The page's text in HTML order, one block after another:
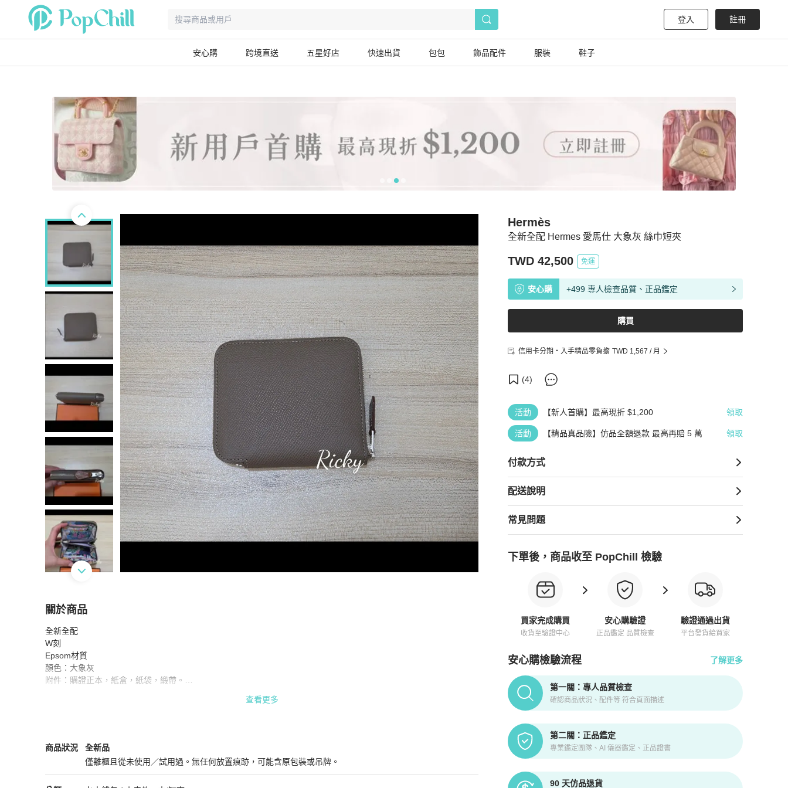
登入 註冊
安心購 跨境直送 五星好店 快速出貨 包包 飾品配件 服裝 鞋子
全新全配 Hermes 愛馬仕 大象灰 絲巾短夾
Hermès
TWD 42,500 免運
安心購 +499 專人檢查品質、正品鑑定
購買
信用卡分期・入手精品零負擔 TWD 1,567 / 月
(4)
活動 【新人首購】最高現折 $1,200 領取
活動 【精品真品險】仿品全額退款 最高再賠 5 萬 領取
付款方式
配送說明
常見問題
下單後，商品收至 PopChill 檢驗
買家完成購買
收貨至驗證中心
安心購驗證
正品鑑定 品質檢查
驗證通過出貨
平台發貨給買家
安心購檢驗流程 了解更多
PopChill拍拍圈正品驗證、安心購檢驗流程介紹
第一關：專人品質檢查
確認商品狀況、配件等 符合頁面描述
第二關：正品鑑定
專業鑑定團隊、AI 儀器鑑定、正品證書
90 天仿品退貨
關於商品
關於全新全配 Hermes 愛馬仕 大象灰 絲巾短夾
全新全配
W刻
Epsom材質
顏色：大象灰
附件：購證正本，紙盒，紙袋，緞帶。
#零錢包
查看更多
商品狀況
Hermès女士錢包 / 小皮件
全新品
僅離櫃且從未使用／試用過。無任何放置痕跡，可能含原包裝或吊牌。
全新品